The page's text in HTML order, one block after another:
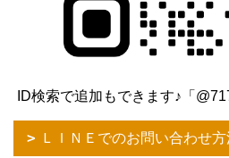
ID検索で追加もできます♪「
ＬＩＮＥでのお問い合わせ